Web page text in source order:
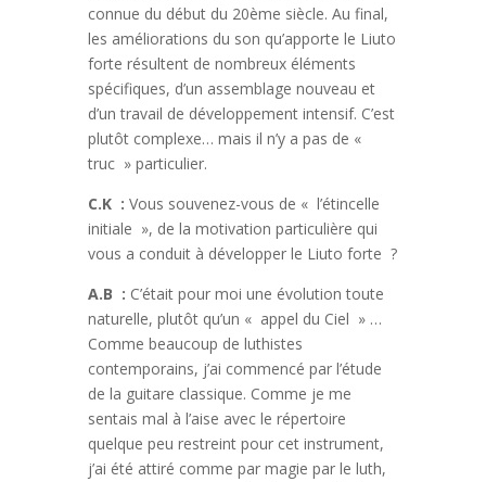
connue du début du 20ème siècle. Au final,
les améliorations du son qu’apporte le Liuto
forte résultent de nombreux éléments
spécifiques, d’un assemblage nouveau et
d’un travail de développement intensif. C’est
plutôt complexe… mais il n’y a pas de «
truc » particulier.
C.K : Vous souvenez-vous de « l’étincelle
initiale », de la motivation particulière qui
vous a conduit à développer le Liuto forte ?
A.B : C’était pour moi une évolution toute
naturelle, plutôt qu’un « appel du Ciel » …
Comme beaucoup de luthistes
contemporains, j’ai commencé par l’étude
de la guitare classique. Comme je me
sentais mal à l’aise avec le répertoire
quelque peu restreint pour cet instrument,
j’ai été attiré comme par magie par le luth,